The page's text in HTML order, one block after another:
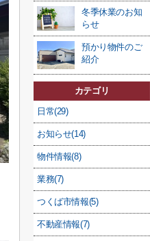
冬季休業のお知
らせ
預かり物件のご
紹介
カテゴリ
日常(29)
お知らせ(14)
物件情報(8)
業務(7)
つくば市情報(5)
不動産情報(7)